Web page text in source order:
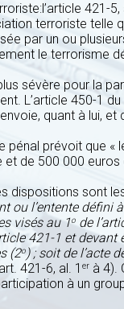
421-5,
terroriste telle
par un ou
le terrorisme
sévère pour la
L’article 450-1
quant à lui,
pénal prévoit que
de 500 000 euros
dispositions sont
ou l’entente
visés au 1o de
421-1 et
(2o) ; soit de l’acte
421-6, al. 1er à 4).
à un